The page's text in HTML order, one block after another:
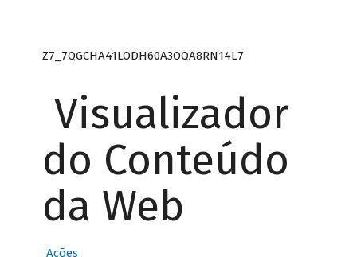
Z7_7QGCHA41LODH60A3OQA8RN14L7
Visualizador
do Conteúdo
da Web
Ações